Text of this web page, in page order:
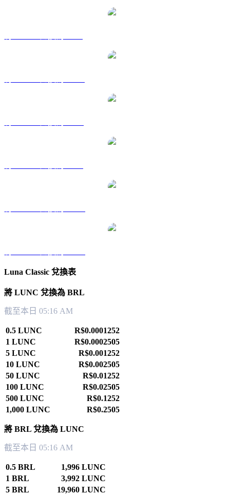
Luna Classic 兌換表
將 LUNC 兌換為 BRL
截至本日 05:16 AM
0.5 LUNC
R$0.0001252
1 LUNC
R$0.0002505
5 LUNC
R$0.001252
10 LUNC
R$0.002505
50 LUNC
R$0.01252
100 LUNC
R$0.02505
500 LUNC
R$0.1252
1,000 LUNC
R$0.2505
將 BRL 兌換為 LUNC
截至本日 05:16 AM
0.5 BRL
1,996 LUNC
1 BRL
3,992 LUNC
5 BRL
19,960 LUNC